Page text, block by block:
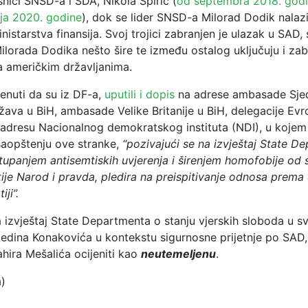
2020. godine), dok se lider SNSD-a Milorad Dodik
finansija. Svoj trojici zabranjen je ulazak u SAD,
Dodika nešto šire te između ostalog uključuju i
američkim državljanima.
da su iz DF-a, uputili i dopis na adrese ambasade
u BiH, ambasade Velike Britanije u BiH, delegacije
Nacionalnog demokratskog instituta (NDI), u
ove stranke, “pozivajući se na izvještaj State
antisemtiskih uvjerenja i širenjem homofobije od
Narod i pravda, pledira na preispitivanje odnosa prema
izvještaj State Departmenta o stanju vjerskih sloboda u
Konakovića u kontekstu sigurnosne prijetnje po
Mešalića ocijeniti kao neutemeljenu.